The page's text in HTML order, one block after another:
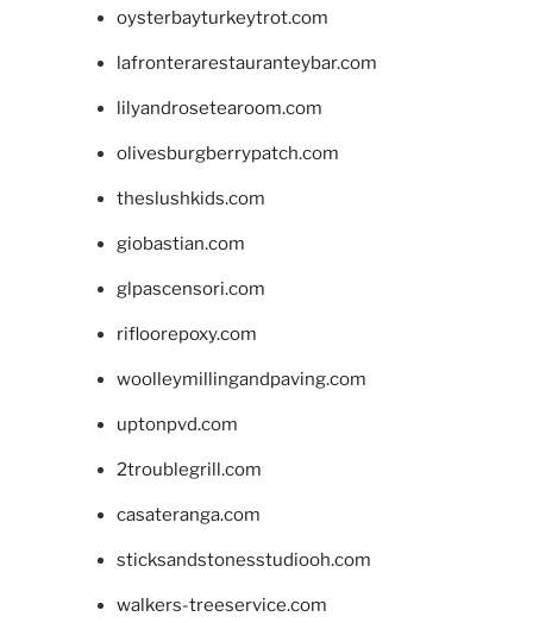
oysterbayturkeytrot.com
lafronterarestauranteybar.com
lilyandrosetearoom.com
olivesburgberrypatch.com
theslushkids.com
giobastian.com
glpascensori.com
rifloorepoxy.com
woolleymillingandpaving.com
uptonpvd.com
2troublegrill.com
casateranga.com
sticksandstonesstudiooh.com
walkers-treeservice.com